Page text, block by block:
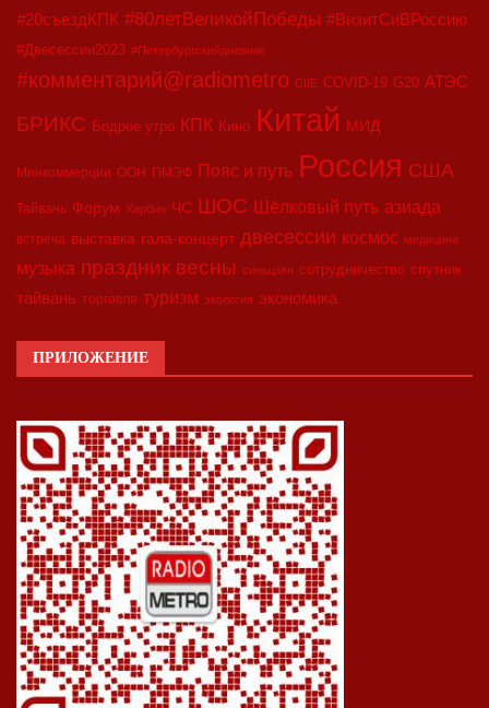
#20съездКПК #80летВеликойПобеды #ВизитСиВРоссию
#Двесессии2023 #Петербургскийдневник
#комментарий@radiometro CIIE COVID-19 G20 АТЭС
БРИКС Бодрое утро КПК Кино Китай МИД
Минкоммерции ООН ПМЭФ Пояс и путь Россия США
Тайвань Форум Харбин ЧС ШОС Шёлковый путь азиада
встреча выставка гала-концерт двесессии космос медицина
музыка праздник весны синьцзян сотрудничество спутник
тайвань торговля туризм экология экономика
ПРИЛОЖЕНИЕ